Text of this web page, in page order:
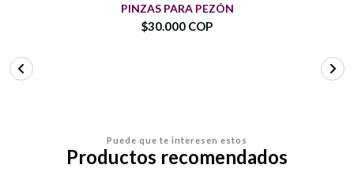
PINZAS PARA PEZÓN
$30.000 COP
Puede que te interesen estos
Productos recomendados